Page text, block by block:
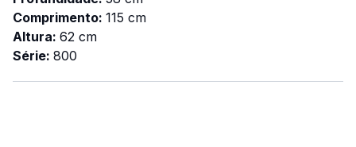
Comprimento: 115 cm
Altura: 62 cm
Série: 800